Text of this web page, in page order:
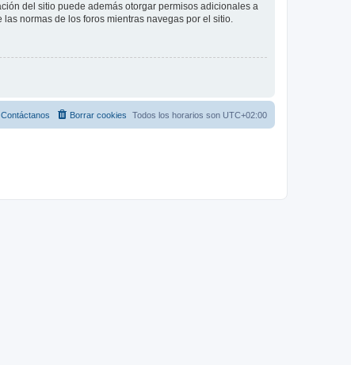
del sitio puede además otorgar permisos adicionales a
normas de los foros mientras navegas por el sitio.
Todos los horarios son UTC+02:00
Borrar cookies
Contáctanos